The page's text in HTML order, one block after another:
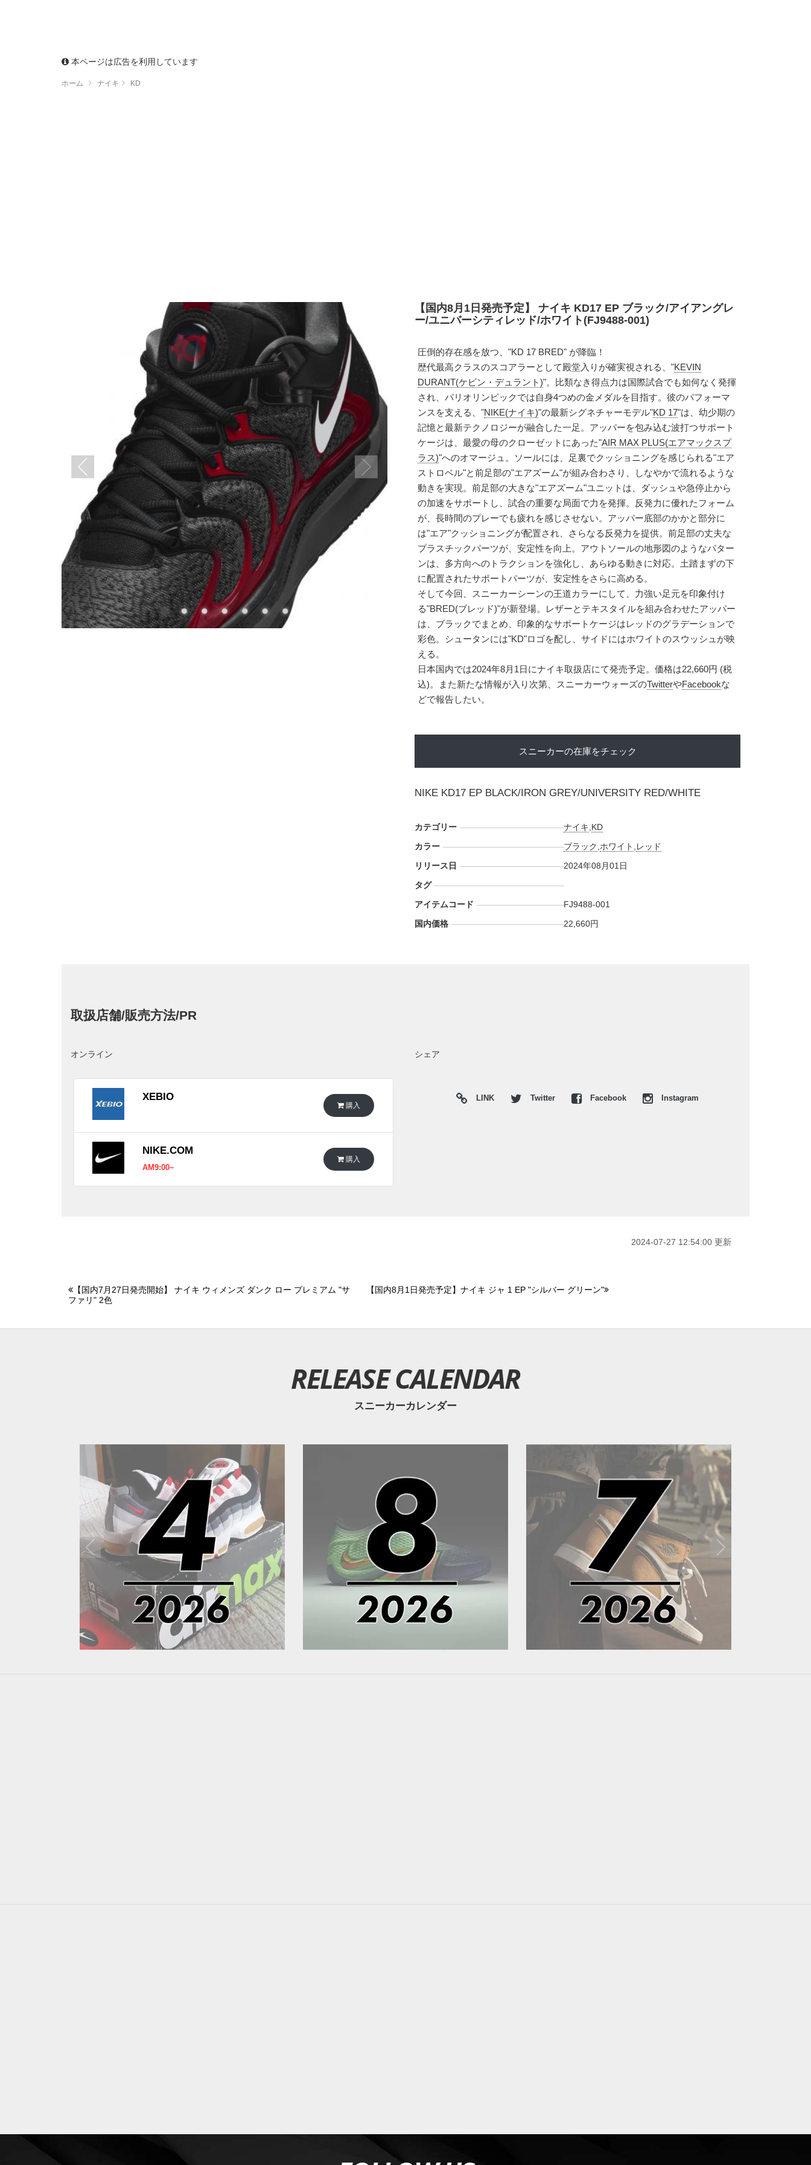
本ページは広告を利用しています
ホーム ナイキ KD
【国内8月1日発売予定】 ナイキ KD17 EP ブラック/アイアングレ
ー/ユニバーシティレッド/ホワイト(FJ9488-001)
圧倒的存在感を放つ、"KD 17 BRED" が降臨！
歴代最高クラスのスコアラーとして殿堂入りが確実視される、"KEVIN
DURANT(ケビン・デュラント)"。比類なき得点力は国際試合でも如何なく発揮
され、パリオリンピックでは自身4つめの金メダルを目指す。彼のパフォーマ
ンスを支える、"NIKE(ナイキ)"の最新シグネチャーモデル"KD 17"は、幼少期の
記憶と最新テクノロジーが融合した一足。アッパーを包み込む波打つサポート
ケージは、最愛の母のクローゼットにあった"AIR MAX PLUS(エアマックスプ
ラス)"へのオマージュ。ソールには、足裏でクッショニングを感じられる"エア
ストロベル"と前足部の"エアズーム"が組み合わさり、しなやかで流れるような
動きを実現。前足部の大きな"エアズーム"ユニットは、ダッシュや急停止から
の加速をサポートし、試合の重要な局面で力を発揮。反発力に優れたフォーム
が、長時間のプレーでも疲れを感じさせない。アッパー底部のかかと部分に
は"エア"クッショニングが配置され、さらなる反発力を提供。前足部の丈夫な
プラスチックパーツが、安定性を向上。アウトソールの地形図のようなパター
ンは、多方向へのトラクションを強化し、あらゆる動きに対応。土踏まずの下
に配置されたサポートパーツが、安定性をさらに高める。
そして今回、スニーカーシーンの王道カラーにして、力強い足元を印象付け
る"BRED(ブレッド)"が新登場。レザーとテキスタイルを組み合わせたアッパー
は、ブラックでまとめ、印象的なサポートケージはレッドのグラデーションで
彩色。シュータンには"KD"ロゴを配し、サイドにはホワイトのスウッシュが映
える。
日本国内では2024年8月1日にナイキ取扱店にて発売予定。価格は22,660円 (税
込)。また新たな情報が入り次第、スニーカーウォーズのTwitterやFacebookな
どで報告したい。
スニーカーの在庫をチェック
NIKE KD17 EP BLACK/IRON GREY/UNIVERSITY RED/WHITE
カテゴリー ナイキ KD
カラー
ブラック ホワイト レッド
リリース日
2024年08月01日
タグ
アイテムコード
FJ9488-001
国内価格
22,660円
取扱店舗/販売方法/PR
オンライン
XEBIO
購入
NIKE.COM
AM9:00~
購入
シェア
LINK Twitter Facebook Instagram
2024-07-27 12:54:00 更新
【国内7月27日発売開始】 ナイキ ウィメンズ ダンク ロー プレミアム "サ
ファリ" 2色
【国内8月1日発売予定】ナイキ ジャ 1 EP "シルバー グリーン"
RELEASE CALENDAR
スニーカーカレンダー